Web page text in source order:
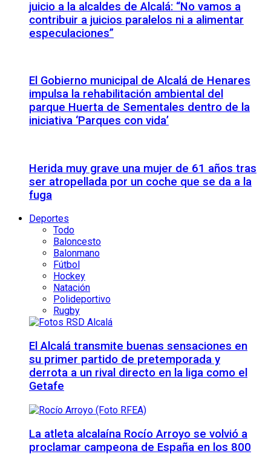
juicio a la alcaldes de Alcalá: “No vamos a
contribuir a juicios paralelos ni a alimentar
especulaciones”
El Gobierno municipal de Alcalá de Henares
impulsa la rehabilitación ambiental del
parque Huerta de Sementales dentro de la
iniciativa ‘Parques con vida’
Herida muy grave una mujer de 61 años tras
ser atropellada por un coche que se da a la
fuga
Deportes
Todo
Baloncesto
Balonmano
Fútbol
Hockey
Natación
Polideportivo
Rugby
El Alcalá transmite buenas sensaciones en
su primer partido de pretemporada y
derrota a un rival directo en la liga como el
Getafe
La atleta alcalaína Rocío Arroyo se volvió a
proclamar campeona de España en los 800